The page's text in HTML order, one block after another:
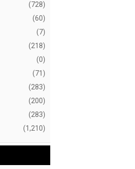
(728)
(60)
(7)
(218)
(0)
(71)
(283)
(200)
(283)
(1,210)